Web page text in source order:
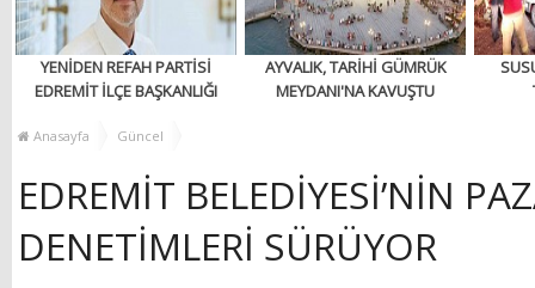
YENİDEN REFAH PARTİSİ
EDREMİT İLÇE BAŞKANLIĞI
AÇILIYOR!
AYVALIK, TARİHİ GÜMRÜK
MEYDANI'NA KAVUŞTU
Anasayfa Güncel
EDREMİT BELEDİYESİ’NİN
DENETİMLERİ SÜRÜYOR